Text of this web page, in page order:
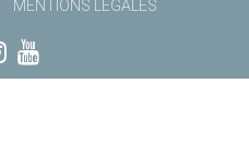
MENTIONS LÉGALES